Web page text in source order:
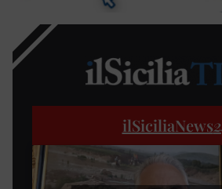
ilSiciliaNews